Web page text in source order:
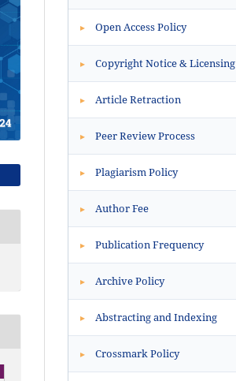
▸ Open Access Policy
▸ Copyright Notice & Licensing
▸ Article Retraction
▸ Peer Review Process
▸ Plagiarism Policy
▸ Author Fee
▸ Publication Frequency
▸ Archive Policy
▸ Abstracting and Indexing
▸ Crossmark Policy